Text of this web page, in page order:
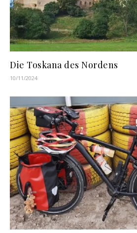
Die Toskana des Nordens
10/11/2024